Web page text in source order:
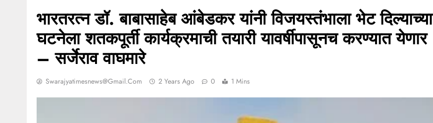
भारतरत्न डॉ. बाबासाहेब आंबेडकर यांनी विजयस्तंभाला भेट दिल्याच्या
घटनेला शतकपूर्ती कार्यक्रमाची तयारी यावर्षीपासूनच करण्यात येणार
– सर्जेराव वाघमारे
Swarajyatimesnews@gmail.com 2 Years Ago 0 1 Mins